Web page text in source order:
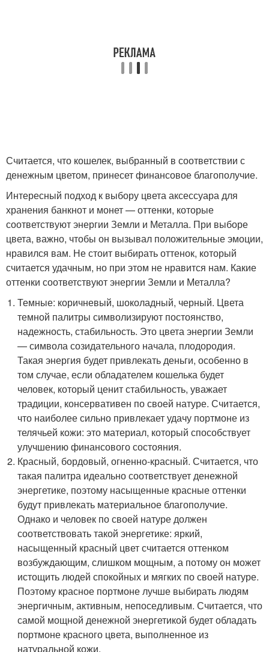
Считается, что кошелек, выбранный в соответствии с
денежным цветом, принесет финансовое благополучие.
Интересный подход к выбору цвета аксессуара для
хранения банкнот и монет — оттенки, которые
соответствуют энергии Земли и Металла. При выборе
цвета, важно, чтобы он вызывал положительные эмоции,
нравился вам. Не стоит выбирать оттенок, который
считается удачным, но при этом не нравится нам. Какие
оттенки соответствуют энергии Земли и Металла?
Темные: коричневый, шоколадный, черный. Цвета
темной палитры символизируют постоянство,
надежность, стабильность. Это цвета энергии Земли
— символа созидательного начала, плодородия.
Такая энергия будет привлекать деньги, особенно в
том случае, если обладателем кошелька будет
человек, который ценит стабильность, уважает
традиции, консервативен по своей натуре. Считается,
что наиболее сильно привлекает удачу портмоне из
телячьей кожи: это материал, который способствует
улучшению финансового состояния.
Красный, бордовый, огненно-красный. Считается, что
такая палитра идеально соответствует денежной
энергетике, поэтому насыщенные красные оттенки
будут привлекать материальное благополучие.
Однако и человек по своей натуре должен
соответствовать такой энергетике: яркий,
насыщенный красный цвет считается оттенком
возбуждающим, слишком мощным, а потому он может
истощить людей спокойных и мягких по своей натуре.
Поэтому красное портмоне лучше выбирать людям
энергичным, активным, непоседливым. Считается, что
самой мощной денежной энергетикой будет обладать
портмоне красного цвета, выполненное из
натуральной кожи.